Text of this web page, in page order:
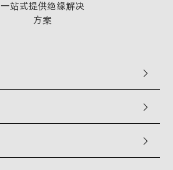
一站式提供绝缘解决
方案